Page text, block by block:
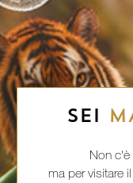
SEI
Non c'è
ma per visitare